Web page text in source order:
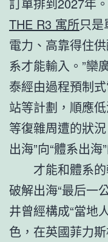
THE R3 寓所只
電力、高靠得住
系才能輸入。”欒
泰經由過程預制
站等計劃，順應
等復雜周遭的狀
出海”向“體系出海
才能和體系
破解出海“最后一
井曾經構成“當地
色，在英國菲力